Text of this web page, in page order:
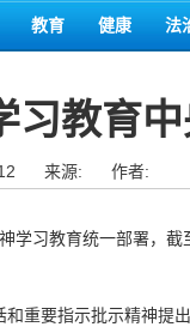
教育 健康 法
习教育
来源: 作者:
学习教育统一部署，截
重要指示批示精神提